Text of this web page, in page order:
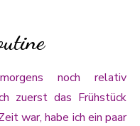
noch relativ
zuerst das Frühstück
war, habe ich ein paar